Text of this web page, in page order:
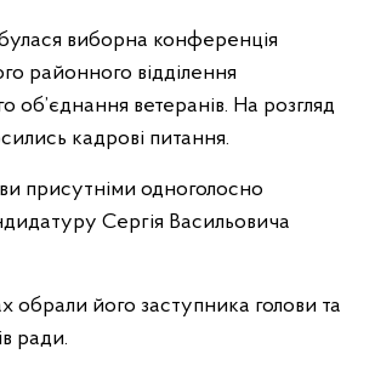
районного відділення
об’єднання ветеранів. На розгляд
кадрові питання.
присутніми одноголосно
Сергія Васильовича
обрали його заступника голови та
ради.